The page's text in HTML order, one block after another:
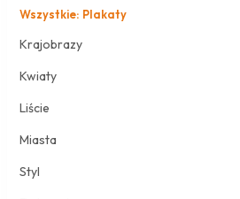
Wszystkie: Plakaty
Krajobrazy
Kwiaty
Liście
Miasta
Styl